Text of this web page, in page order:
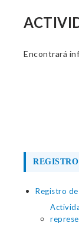
Encontrará
Registro